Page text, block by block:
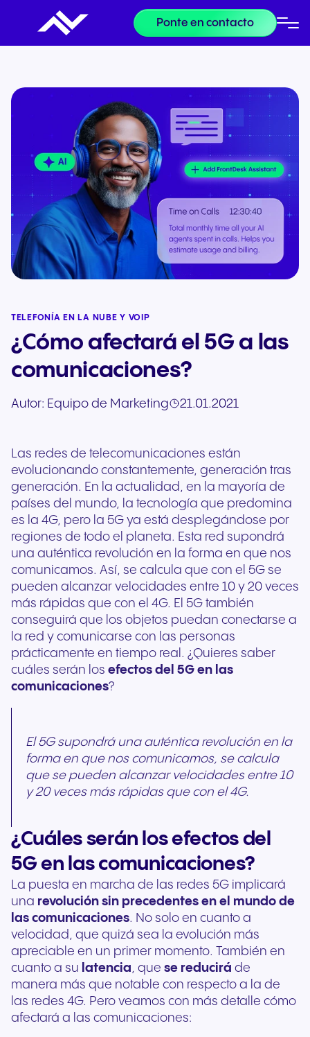
Ponte en contacto
TELEFONÍA EN LA NUBE Y VOIP
¿Cómo afectará el 5G a las
comunicaciones?
Autor: Equipo de Marketing 21.01.2021
Las redes de telecomunicaciones están
evolucionando constantemente, generación tras
generación. En la actualidad, en la mayoría de
países del mundo, la tecnología que predomina
es la 4G, pero la 5G ya está desplegándose por
regiones de todo el planeta. Esta red supondrá
una auténtica revolución en la forma en que nos
comunicamos. Así, se calcula que con el 5G se
pueden alcanzar velocidades entre 10 y 20 veces
más rápidas que con el 4G. El 5G también
conseguirá que los objetos puedan conectarse a
la red y comunicarse con las personas
prácticamente en tiempo real. ¿Quieres saber
cuáles serán los efectos del 5G en las
comunicaciones?
El 5G supondrá una auténtica revolución en la
forma en que nos comunicamos, se calcula
que se pueden alcanzar velocidades entre 10
y 20 veces más rápidas que con el 4G.
¿Cuáles serán los efectos del
5G en las comunicaciones?
La puesta en marcha de las redes 5G implicará
una revolución sin precedentes en el mundo de
las comunicaciones. No solo en cuanto a
velocidad, que quizá sea la evolución más
apreciable en un primer momento. También en
cuanto a su latencia, que se reducirá de
manera más que notable con respecto a la de
las redes 4G. Pero veamos con más detalle cómo
afectará a las comunicaciones: